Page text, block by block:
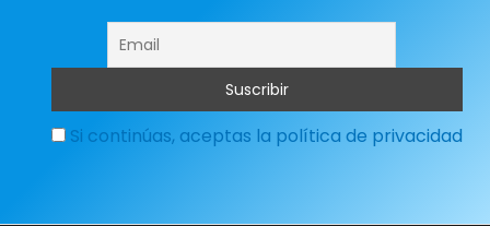
Si continúas, aceptas la política de privacidad